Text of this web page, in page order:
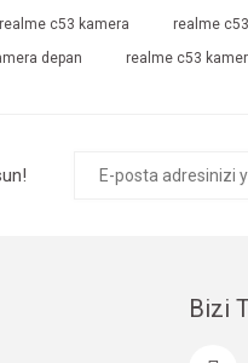
realme c53 kamera
realme
depan realme c53
Bizi